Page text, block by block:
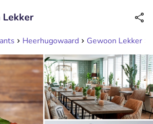
Erreichbar bis 23:00 Uhr (max 0,09€/Min)
Heerhugowaard Gewoon Lekker
Lekker